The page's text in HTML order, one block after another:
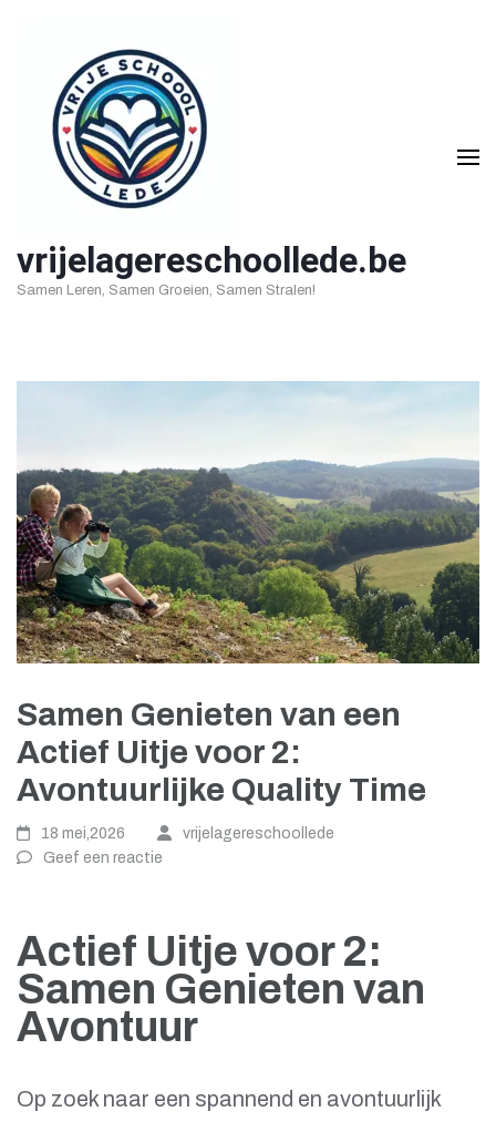
inhoud
vrijelagereschoollede.be
Samen Leren, Samen Groeien, Samen Stralen!
Samen Genieten van een
Actief Uitje voor 2:
Avontuurlijke Quality Time
18 mei,2026
vrijelagereschoollede
Geef een reactie
Actief Uitje voor 2:
Samen Genieten van
Avontuur
Op zoek naar een spannend en avontuurlijk